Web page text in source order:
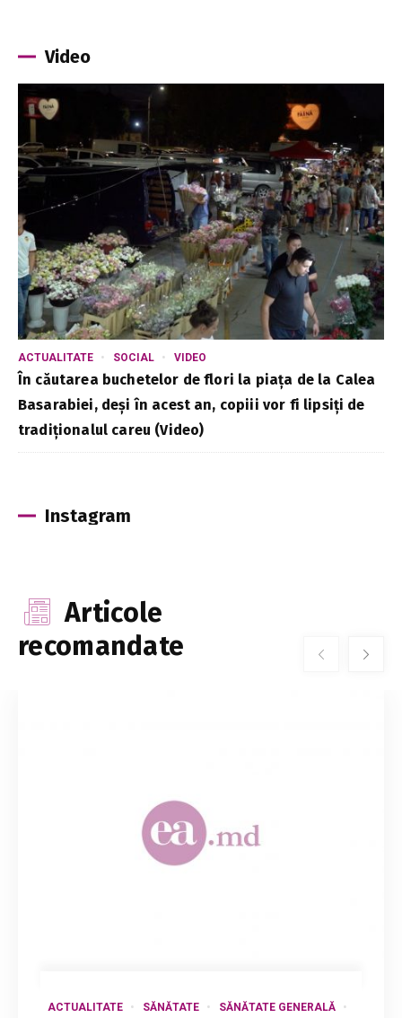
Video
ACTUALITATE SOCIAL VIDEO
În căutarea buchetelor de flori la piața de la Calea
Basarabiei, deși în acest an, copiii vor fi lipsiți de
tradiționalul careu (Video)
Instagram
Articole
recomandate
ACTUALITATE SĂNĂTATE SĂNĂTATE GENERALĂ